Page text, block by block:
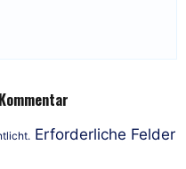
Erforderliche Felder